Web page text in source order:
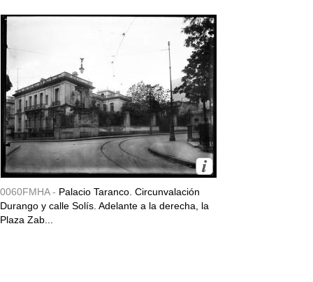
0060FMHA - Palacio Taranco. Circunvalación
Durango y calle Solís. Adelante a la derecha, la
Plaza Zab...